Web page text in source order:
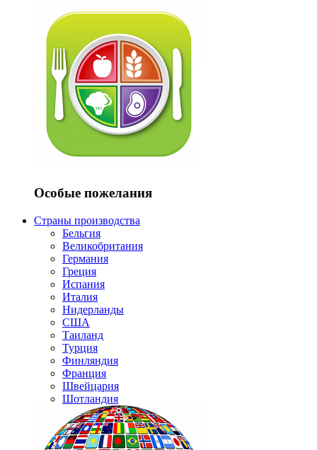
Особые пожелания
Страны производства
Бельгия
Великобритания
Германия
Греция
Испания
Италия
Нидерланды
США
Таиланд
Турция
Финляндия
Франция
Швейцария
Шотландия